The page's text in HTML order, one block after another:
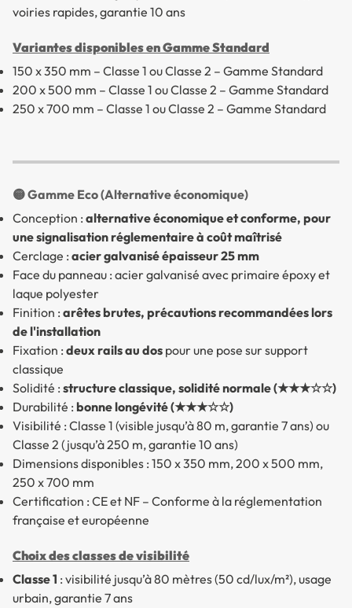
voiries rapides, garantie 10 ans
Variantes disponibles en Gamme Standard
150 x 350 mm – Classe 1 ou Classe 2 – Gamme Standard
200 x 500 mm – Classe 1 ou Classe 2 – Gamme Standard
250 x 700 mm – Classe 1 ou Classe 2 – Gamme Standard
🟡 Gamme Eco (Alternative économique)
Conception : alternative économique et conforme, pour
une signalisation réglementaire à coût maîtrisé
Cerclage : acier galvanisé épaisseur 25 mm
Face du panneau : acier galvanisé avec primaire époxy et
laque polyester
Finition : arêtes brutes, précautions recommandées lors
de l'installation
Fixation : deux rails au dos pour une pose sur support
classique
Solidité : structure classique, solidité normale (★★★☆☆)
Durabilité : bonne longévité (★★★☆☆)
Visibilité : Classe 1 (visible jusqu’à 80 m, garantie 7 ans) ou
Classe 2 (jusqu’à 250 m, garantie 10 ans)
Dimensions disponibles : 150 x 350 mm, 200 x 500 mm,
250 x 700 mm
Certification : CE et NF – Conforme à la réglementation
française et européenne
Choix des classes de visibilité
Classe 1 : visibilité jusqu’à 80 mètres (50 cd/lux/m²), usage
urbain, garantie 7 ans